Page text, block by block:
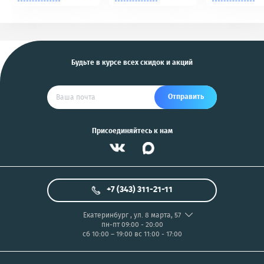
Будьте в курсе всех скидок и акций
Отправить
Присоединяйтесь к нам
+7 (343) 311-21-11
Екатеринбург, ул. 8 марта, 57
пн-пт 09:00 - 20:00
сб 10:00 – 19:00 вс 11:00 - 17:00